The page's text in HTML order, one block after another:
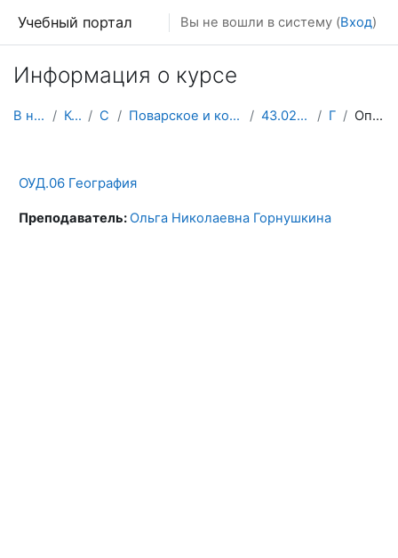
Учебный портал Вы не вошли в систему (Вход)
Информация о курсе
В начало Курсы СПО Поварское и кондитерское дело 43.02.15 2 курс Гео Описание
ОУД.06 География
Преподаватель:Ольга Николаевна Горнушкина